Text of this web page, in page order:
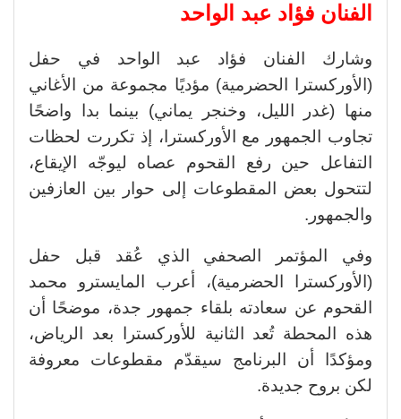
الفنان فؤاد عبد الواحد
وشارك الفنان فؤاد عبد الواحد في حفل
(الأوركسترا الحضرمية) مؤديًا مجموعة من الأغاني
منها (غدر الليل، وخنجر يماني) بينما بدا واضحًا
تجاوب الجمهور مع الأوركسترا، إذ تكررت لحظات
التفاعل حين رفع القحوم عصاه ليوجّه الإيقاع،
لتتحول بعض المقطوعات إلى حوار بين العازفين
والجمهور.
وفي المؤتمر الصحفي الذي عُقد قبل حفل
(الأوركسترا الحضرمية)، أعرب المايسترو محمد
القحوم عن سعادته بلقاء جمهور جدة، موضحًا أن
هذه المحطة تُعد الثانية للأوركسترا بعد الرياض،
ومؤكدًا أن البرنامج سيقدّم مقطوعات معروفة
لكن بروح جديدة.